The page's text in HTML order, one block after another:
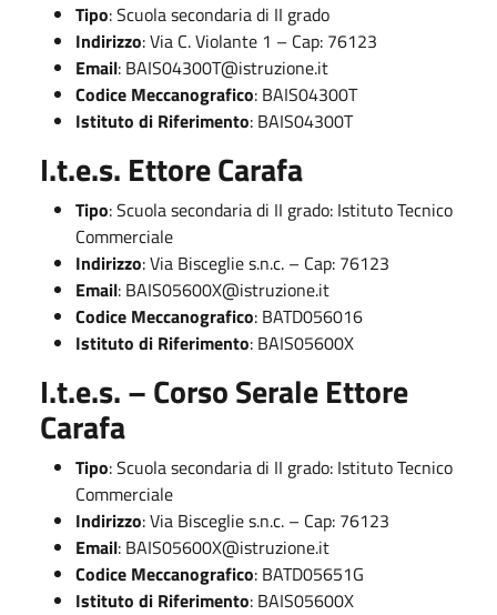
Tipo: Scuola secondaria di II grado
Indirizzo: Via C. Violante 1 – Cap: 76123
Email: BAIS04300T@istruzione.it
Codice Meccanografico: BAIS04300T
Istituto di Riferimento: BAIS04300T
I.t.e.s. Ettore Carafa
Tipo: Scuola secondaria di II grado: Istituto Tecnico
Commerciale
Indirizzo: Via Bisceglie s.n.c. – Cap: 76123
Email: BAIS05600X@istruzione.it
Codice Meccanografico: BATD056016
Istituto di Riferimento: BAIS05600X
I.t.e.s. – Corso Serale Ettore
Carafa
Tipo: Scuola secondaria di II grado: Istituto Tecnico
Commerciale
Indirizzo: Via Bisceglie s.n.c. – Cap: 76123
Email: BAIS05600X@istruzione.it
Codice Meccanografico: BATD05651G
Istituto di Riferimento: BAIS05600X